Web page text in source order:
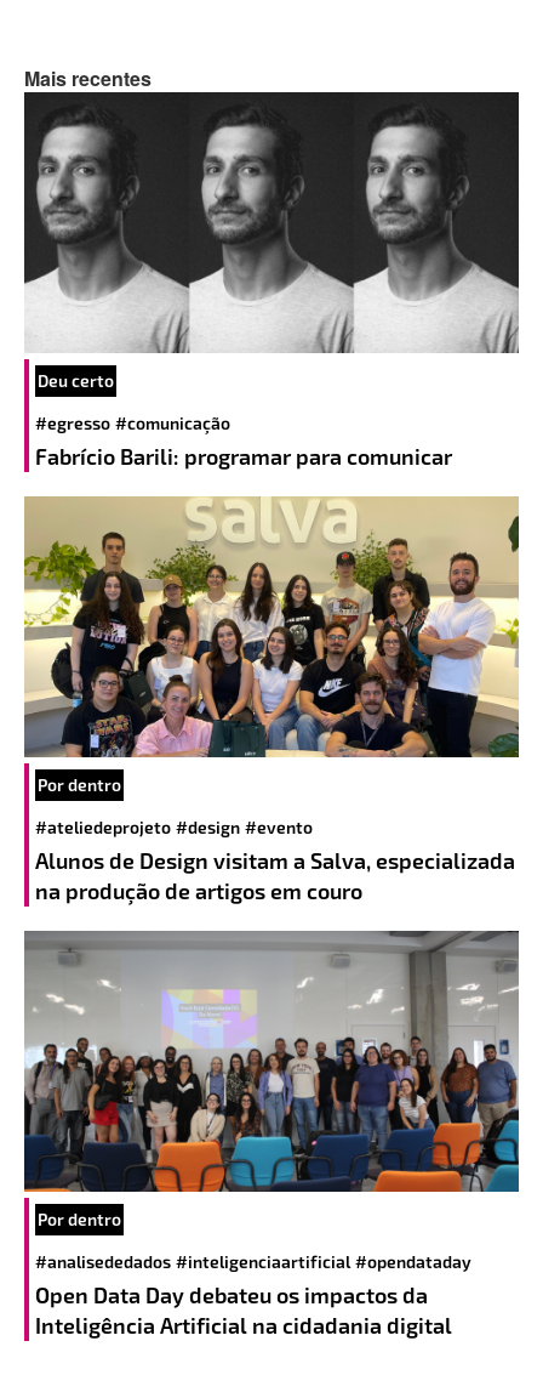
Mais recentes
Deu certo
#egresso #comunicação
Fabrício Barili: programar para comunicar
Por dentro
#ateliedeprojeto #design #evento
Alunos de Design visitam a Salva, especializada
na produção de artigos em couro
Por dentro
#analisededados #inteligenciaartificial #opendataday
Open Data Day debateu os impactos da
Inteligência Artificial na cidadania digital